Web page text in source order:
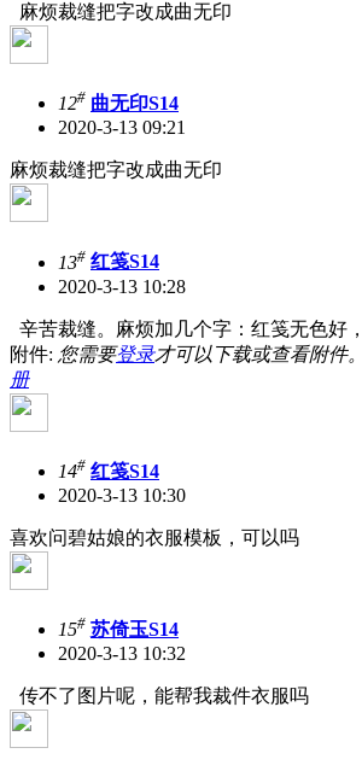
麻烦裁缝把字改成曲无印
12# 曲无印S14
2020-3-13 09:21
麻烦裁缝把字改成曲无印
13# 红笺S14
2020-3-13 10:28
辛苦裁缝。麻烦加几个字：红笺无色好
附件: 您需要登录才可以下载或查看附件
册
14# 红笺S14
2020-3-13 10:30
喜欢问碧姑娘的衣服模板，可以吗
15# 苏倚玉S14
2020-3-13 10:32
传不了图片呢，能帮我裁件衣服吗